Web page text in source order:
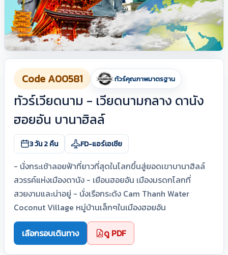
Code A00581 ทัวร์คุณภาพมาตรฐาน
ทัวร์เวียดนาม - เวียดนามกลาง ดานัง
ฮอยอัน บานาฮิลล์
3 วัน 2 คืน FD-แอร์เอเชีย
- นั่งกระเช้าลอยฟ้าที่ยาวที่สุดในโลกขึ้นสู่ยอดเขาบานาฮิลล์
สวรรค์แห่งเมืองดานัง - เยือนฮอยอัน เมืองมรดกโลกที่
สวยงามและน่าอยู่ - นั่งเรือกระด้ง Cam Thanh Water
Coconut Village หมู่บ้านเล็กๆในเมืองฮอยอัน
เลือกรอบเดินทาง ดู PDF